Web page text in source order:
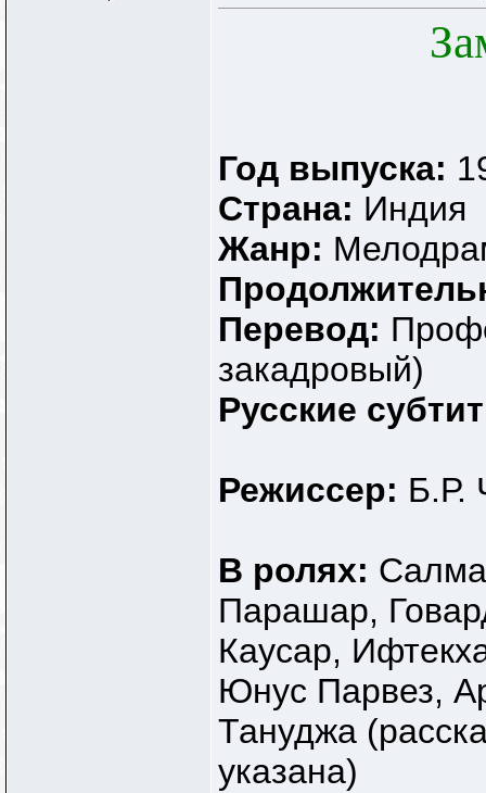
Год выпуска:
Страна: Индия
Жанр:
Перевод:
закадровый)
Русские
Режиссер: Б.Р.
В ролях:
Парашар,
Каусар,
Юнус Парвез,
Тануджа
указана)